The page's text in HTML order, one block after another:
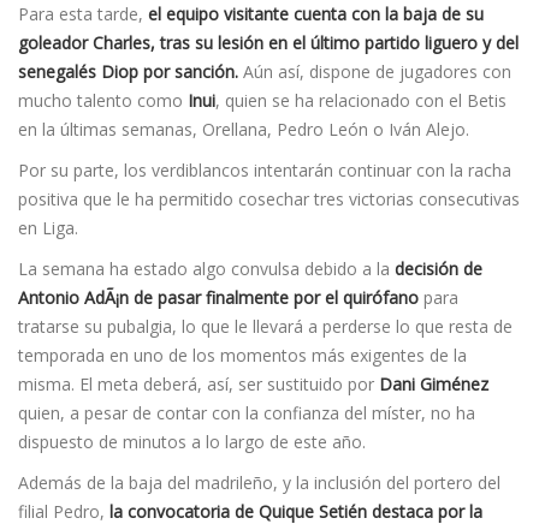
Para esta tarde, el equipo visitante cuenta con la baja de su
goleador Charles, tras su lesión en el último partido liguero y del
senegalés Diop por sanción. Aún así­, dispone de jugadores con
mucho talento como Inui, quien se ha relacionado con el Betis
en la últimas semanas, Orellana, Pedro León o Iván Alejo.
Por su parte, los verdiblancos intentarán continuar con la racha
positiva que le ha permitido cosechar tres victorias consecutivas
en Liga.
La semana ha estado algo convulsa debido a la decisión de
Antonio AdÃ¡n de pasar finalmente por el quirófano para
tratarse su pubalgia, lo que le llevará a perderse lo que resta de
temporada en uno de los momentos más exigentes de la
misma. El meta deberá, así, ser sustituido por Dani Giménez
quien, a pesar de contar con la confianza del mí­ster, no ha
dispuesto de minutos a lo largo de este año.
Además de la baja del madrileño, y la inclusión del portero del
filial Pedro, la convocatoria de Quique Setién destaca por la